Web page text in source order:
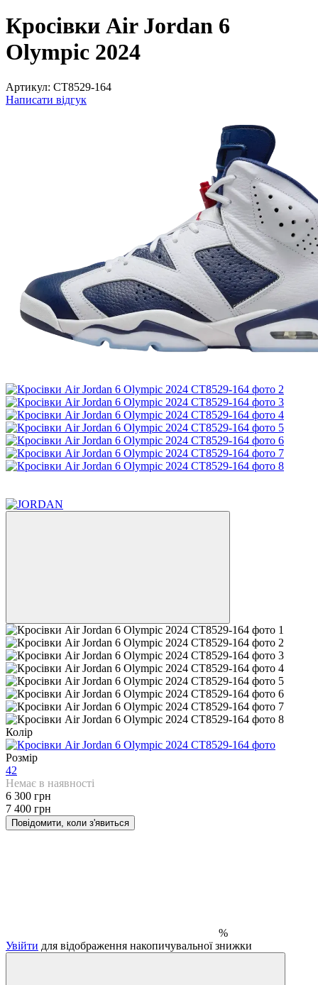
Кросівки Air Jordan 6
Olympic 2024
Артикул: CT8529-164
Написати відгук
Колір
Розмір
42
Немає в наявності
6 300 грн
7 400 грн
Повідомити, коли з'явиться
%
Увійти для відображення накопичувальної знижки